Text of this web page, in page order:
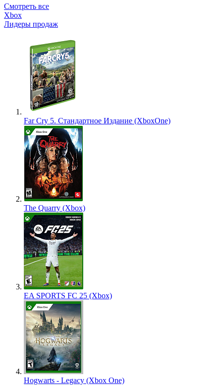
Смотреть все
Xbox
Лидеры продаж
Far Cry 5. Стандартное Издание (XboxOne)
The Quarry (Xbox)
EA SPORTS FC 25 (Xbox)
Hogwarts - Legacy (Xbox One)